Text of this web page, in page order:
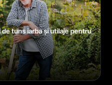
tuns iarba și utilaje pentru